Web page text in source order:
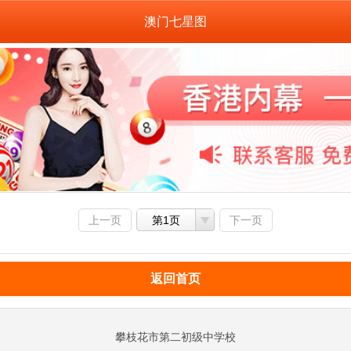
澳门七星图
上一页 第1页 下一页
返回首页
攀枝花市第二初级中学校